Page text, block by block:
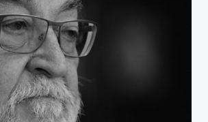
ДОБРИЦЕ
ЋОСИЋА